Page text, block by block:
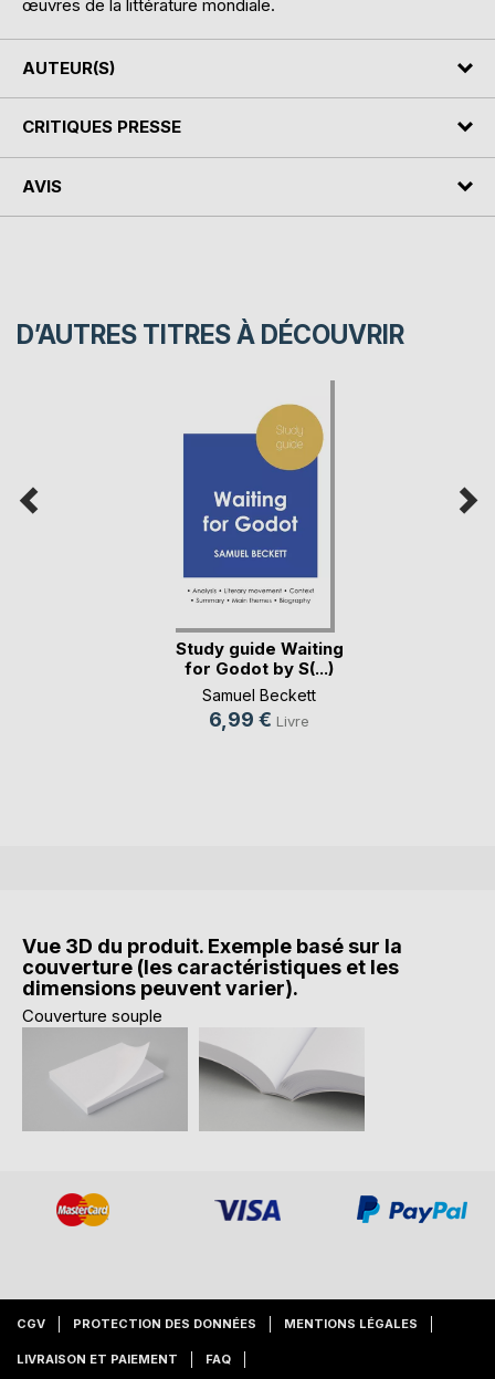
œuvres de la littérature mondiale.
AUTEUR(S)
CRITIQUES PRESSE
AVIS
D’AUTRES TITRES À DÉCOUVRIR
Study guide Waiting
for Godot by S(...)
Samuel Beckett
6,99 € Livre
Vue 3D du produit. Exemple basé sur la
couverture (les caractéristiques et les
dimensions peuvent varier).
Couverture souple
CGV PROTECTION DES DONNÉES MENTIONS LÉGALES
LIVRAISON ET PAIEMENT FAQ